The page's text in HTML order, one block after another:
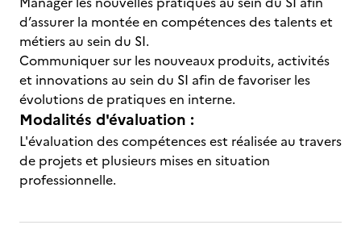
d’assurer la montée en compétences des talents et
métiers au sein du SI.
Communiquer sur les nouveaux produits, activités
et innovations au sein du SI afin de favoriser les
évolutions de pratiques en interne.
Modalités d'évaluation :
L'évaluation des compétences est réalisée au travers
de projets et plusieurs mises en situation
professionnelle.